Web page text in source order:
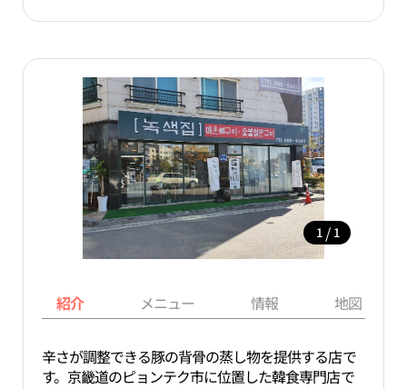
1 / 1
紹介 メニュー 情報 地図
辛さが調整できる豚の背骨の蒸し物を提供する店で
す。京畿道のピョンテク市に位置した韓食専門店で